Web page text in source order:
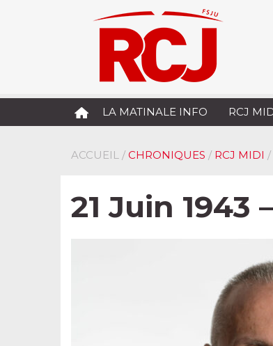
LA MATINALE INFO RCJ
ACCUEIL / CHRONIQUES / RCJ MIDI /
21 Juin